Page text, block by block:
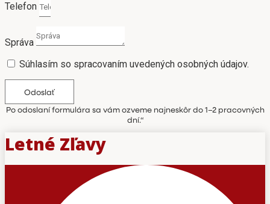
Telefon
Správa
Súhlasím so spracovaním uvedených osobných údajov.
Odoslať
Po odoslaní formulára sa vám ozveme najneskôr do 1–2 pracovných
dní.“
Letné Zľavy